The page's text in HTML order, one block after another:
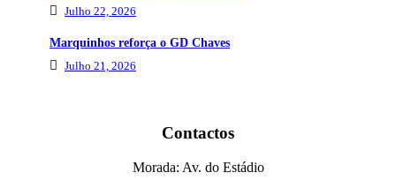
Julho 22, 2026
Marquinhos reforça o GD Chaves
Julho 21, 2026
Contactos
Morada: Av. do Estádio